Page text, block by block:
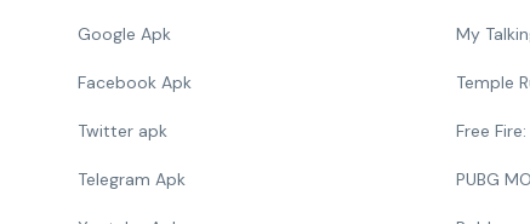
Google Apk
Facebook Apk
Twitter apk
Telegram Apk
My
Temple
Free
PUBG